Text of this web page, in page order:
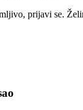
prijavi se.